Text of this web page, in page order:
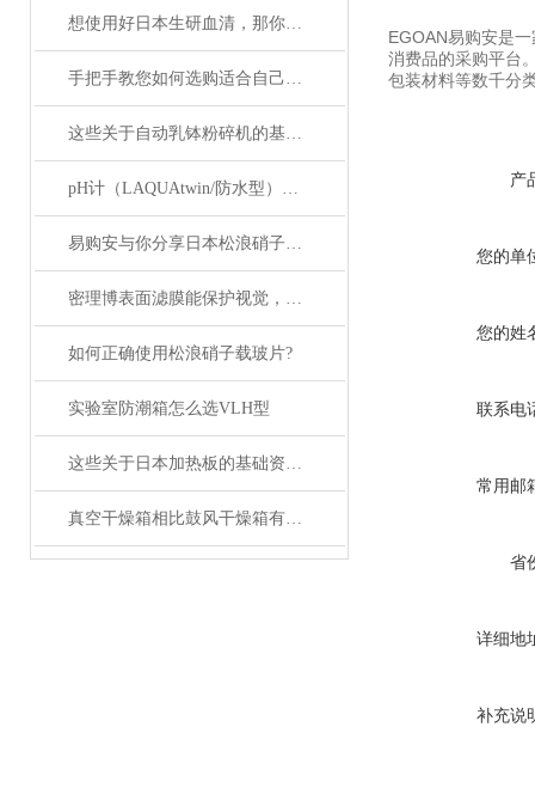
想使用好日本生研血清，那你必须要先了解它的功能
手把手教您如何选购适合自己的日本加热板？
这些关于自动乳钵粉碎机的基础资料，以下有详细说明
pH计（LAQUAtwin/防水型）主要用于哪里
易购安与你分享日本松浪硝子和玉之间的区别
密理博表面滤膜能保护视觉，提高性能
如何正确使用松浪硝子载玻片?
实验室防潮箱怎么选VLH型
这些关于日本加热板的基础资料，我们已经准备好了
真空干燥箱相比鼓风干燥箱有什么优势？
EGOAN易购安是
消费品的采购平台
包装材料等数千分
产
您的单
您的姓
联系电
常用邮
省
详细地
补充说